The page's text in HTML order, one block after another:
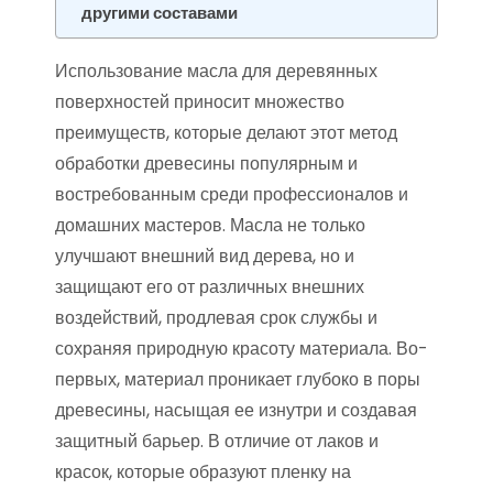
другими составами
Использование масла для деревянных
поверхностей приносит множество
преимуществ, которые делают этот метод
обработки древесины популярным и
востребованным среди профессионалов и
домашних мастеров. Масла не только
улучшают внешний вид дерева, но и
защищают его от различных внешних
воздействий, продлевая срок службы и
сохраняя природную красоту материала. Во-
первых, материал проникает глубоко в поры
древесины, насыщая ее изнутри и создавая
защитный барьер. В отличие от лаков и
красок, которые образуют пленку на